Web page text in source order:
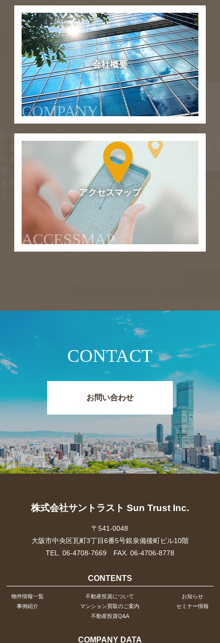
会社概要
COMPANY
アクセスマップ
ACCESSMAP
CONTACT
お問い合わせ
株式会社サントラスト Sun Trust Inc.
〒541-0048
大阪市中央区瓦町3丁目6番5号銀泉備後町ビル10階
TEL. 06-4708-7669 FAX. 06-4706-8778
CONTENTS
物件情報一覧
事例紹介
不動産投資について
マンション買取のご案内
不動産投資Q&A
お知らせ
セミナー情報
COMPANY DATA